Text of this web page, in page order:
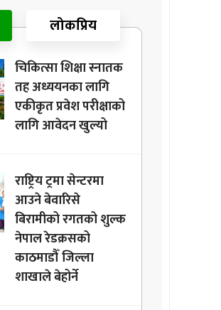
लोकप्रिय
चिकित्सा शिक्षा स्नातक
तह अध्ययनका लागि
एकीकृत प्रवेश परीक्षाको
लागि आवेदन खुल्यो
राष्ट्रिय ट्रमा सेन्टरमा
आउने बेवारिसे
बिरामीको रगतको शुल्क
नेपाल रेडक्रसको
काठमाडौँ जिल्ला
शाखाले बेहोर्ने